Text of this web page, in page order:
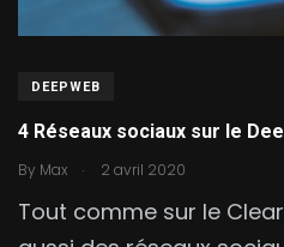
DEEPWEB
4 Réseaux sociaux sur le
By Max . 2 avril 2020
Tout comme sur le